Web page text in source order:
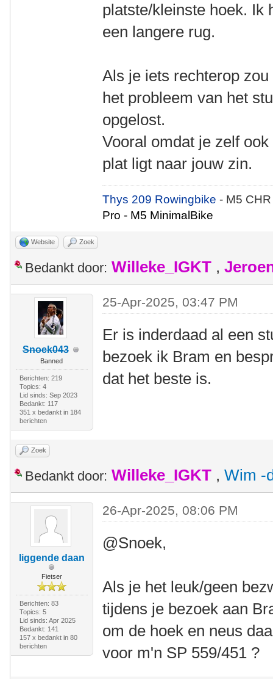
platste/kleinste hoek. Ik
een langere rug.
Als je iets rechterop
het probleem van het
opgelost.
Vooral omdat je zelf
plat ligt naar jouw zin.
Thys 209 Rowingbike- M5
Pro - M5 MinimalBike
Website Zoek
Bedankt door: Willeke_IGKT ,
Snoek043
Banned
Berichten: 219
Topics: 4
Lid sinds: Sep 2023
Bedankt: 117
351 x bedankt in 184
berichten
25-Apr-2025, 03:47 PM
Er is inderdaad al een
bezoek ik Bram en
dat het beste is.
Zoek
Bedankt door: Willeke_IGKT , Wim -
liggende daan
Fietser
Berichten: 83
Topics: 5
Lid sinds: Apr 2025
Bedankt: 141
157 x bedankt in 80
berichten
26-Apr-2025, 08:06 PM
@Snoek,
Als je het leuk/geen
tijdens je bezoek aan
om de hoek en neus
voor m'n SP 559/451 ?